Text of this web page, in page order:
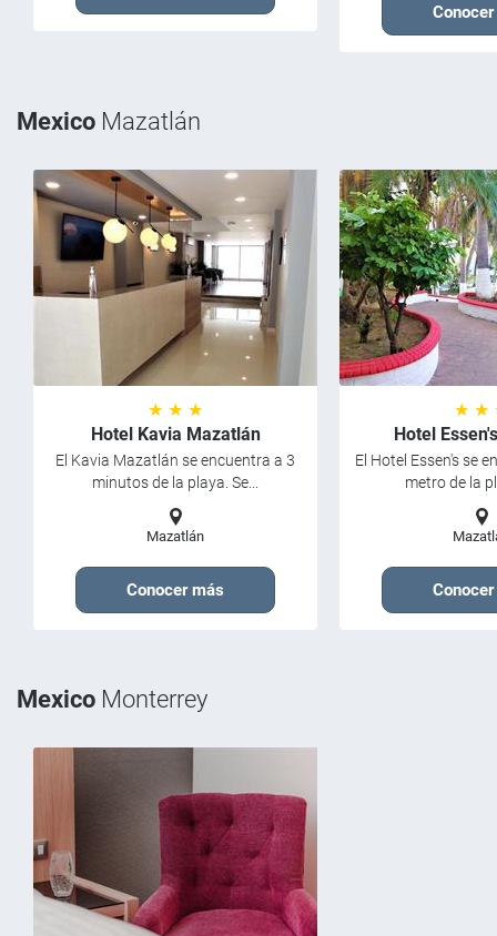
Mexico Mazatlán
★ ★ ★
Hotel Kavia Mazatlán
El Kavia Mazatlán se encuentra a 3
minutos de la playa. Se...
Mazatlán
Conocer más
★ ★
Hotel
El Hotel Essen's se
metro de la
Mexico Monterrey